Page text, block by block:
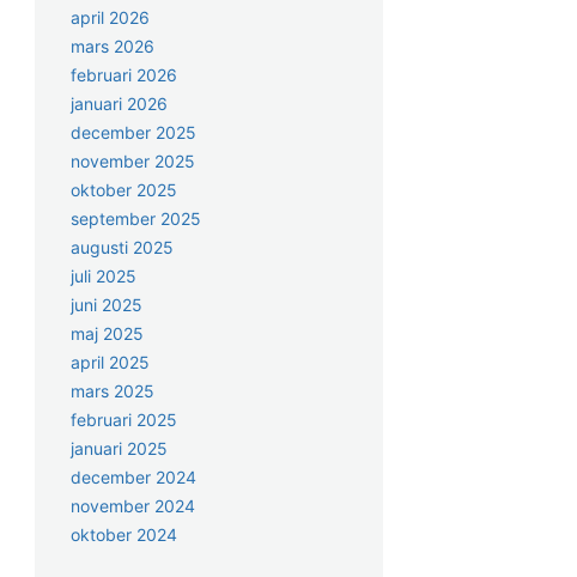
april 2026
mars 2026
februari 2026
januari 2026
december 2025
november 2025
oktober 2025
september 2025
augusti 2025
juli 2025
juni 2025
maj 2025
april 2025
mars 2025
februari 2025
januari 2025
december 2024
november 2024
oktober 2024